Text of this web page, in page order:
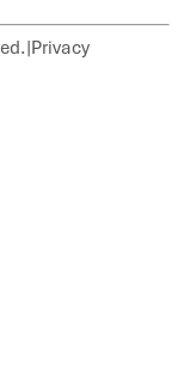
|Privacy